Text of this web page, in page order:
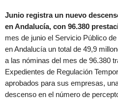
Junio registra un nuevo
en Andalucía, con 96.380
mes de junio el Servicio Público
en Andalucía un total de 49,9
a las nóminas del mes de 96.380
Expedientes de Regulación
aprobados para sus empresas,
descenso en el número de